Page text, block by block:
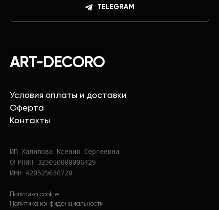
ART-DECORO
Условия оплаты и доставки
Оферта
Контакты
ИП Халилова Ксения Сергеевна
ОГРНИП 323010000006429
ИНН 420529630720
Политика cookie
Политика конфиденциальности
TELEGRAM